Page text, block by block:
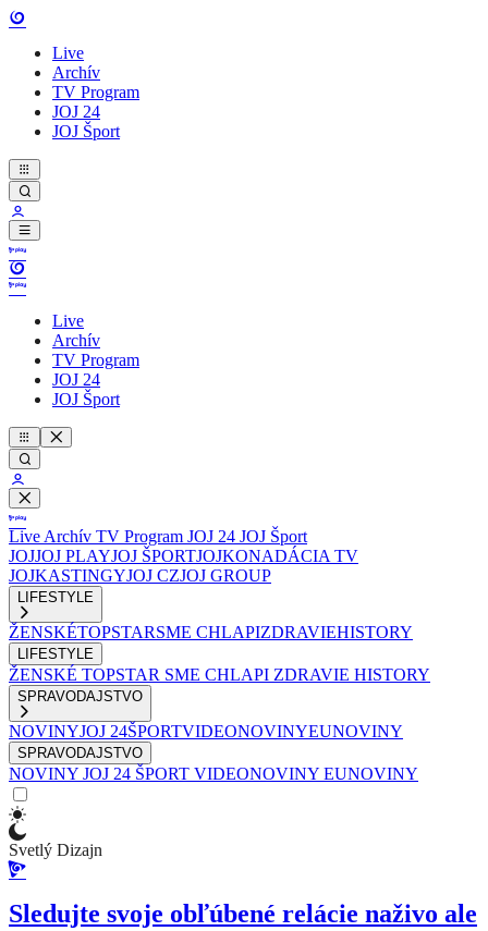
Live
Archív
TV Program
JOJ 24
JOJ Šport
Live
Archív
TV Program
JOJ 24
JOJ Šport
Live Archív TV Program JOJ 24 JOJ Šport
JOJJOJ PLAYJOJ ŠPORTJOJKONADÁCIA TV
JOJKASTINGYJOJ CZJOJ GROUP
LIFESTYLE
ŽENSKÉTOPSTARSME CHLAPIZDRAVIEHISTORY
LIFESTYLE
ŽENSKÉ TOPSTAR SME CHLAPI ZDRAVIE HISTORY
SPRAVODAJSTVO
NOVINYJOJ 24ŠPORTVIDEONOVINYEUNOVINY
SPRAVODAJSTVO
NOVINY JOJ 24 ŠPORT VIDEONOVINY EUNOVINY
Svetlý Dizajn
Sledujte svoje obľúbené relácie naživo ale